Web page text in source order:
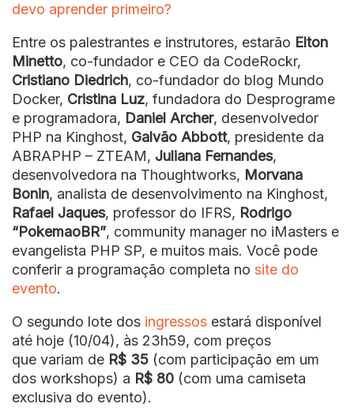
devo aprender primeiro?
Entre os palestrantes e instrutores, estarão Elton
Minetto, co-fundador e CEO da CodeRockr,
Cristiano Diedrich, co-fundador do blog Mundo
Docker, Cristina Luz, fundadora do Desprograme
e programadora, Daniel Archer, desenvolvedor
PHP na Kinghost, Galvão Abbott, presidente da
ABRAPHP – ZTEAM, Juliana Fernandes,
desenvolvedora na Thoughtworks, Morvana
Bonin, analista de desenvolvimento na Kinghost,
Rafael Jaques, professor do IFRS, Rodrigo
“PokemaoBR”, community manager no iMasters e
evangelista PHP SP, e muitos mais. Você pode
conferir a programação completa no site do
evento.
O segundo lote dos ingressos estará disponível
até hoje (10/04), às 23h59, com preços
que variam de R$ 35 (com participação em um
dos workshops) a R$ 80 (com uma camiseta
exclusiva do evento).